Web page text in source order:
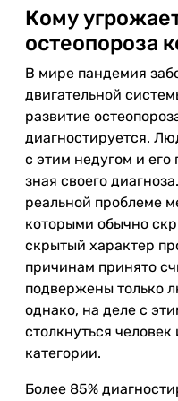
Кому
остеопороза
В мире пандемия
двигательной
развитие
диагностируется.
с этим недугом и
зная своего
реальной проблеме
которыми обычно
скрытый характер
причинам принято
подвержены только
однако, на деле с
столкнуться
категории.
Более 85%